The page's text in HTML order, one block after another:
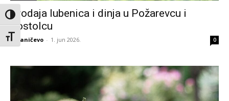
Toggle High Contrast
Toggle Font size
Prodaja lubenica i dinja u Požarevcu i
Kostolcu
eBraničevo - 1. jun 2026. 0